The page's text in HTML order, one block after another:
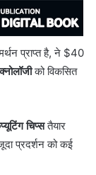
प्राप्त है, ने $40
को विकसित
चिप्सतैयार
प्रदर्शन को कई